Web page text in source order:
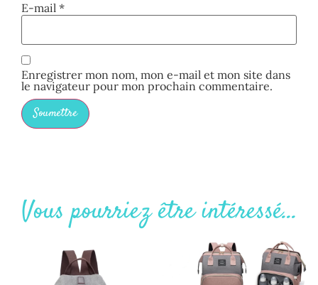
E-mail *
Enregistrer mon nom, mon e-mail et mon site dans
le navigateur pour mon prochain commentaire.
Vous pourriez être intéressé...